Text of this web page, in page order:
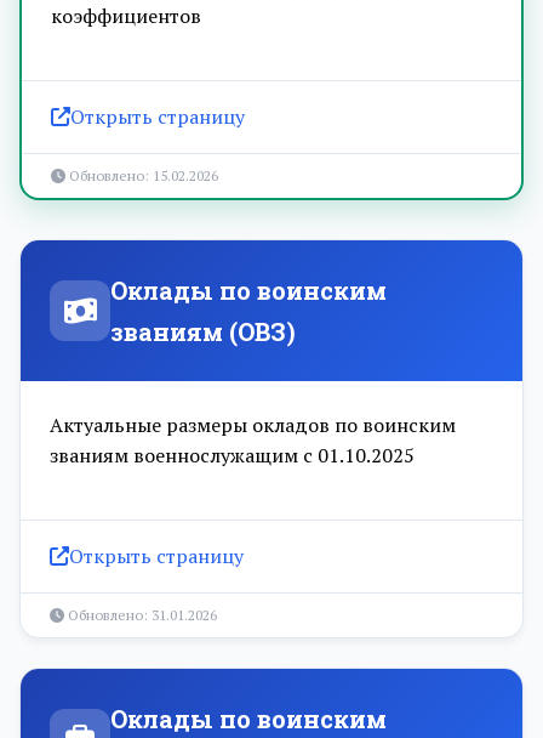
коэффициентов
Открыть страницу
Обновлено: 15.02.2026
Оклады по воинским
званиям (ОВЗ)
Актуальные размеры окладов по воинским
званиям военнослужащим с 01.10.2025
Открыть страницу
Обновлено: 31.01.2026
Оклады по воинским